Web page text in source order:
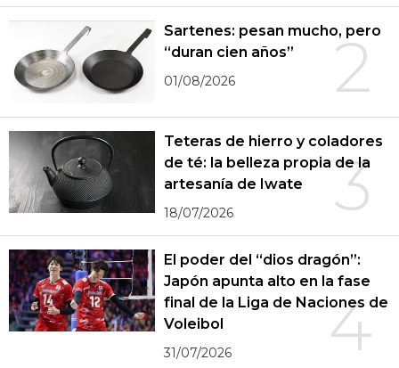
2
Sartenes: pesan mucho, pero
“duran cien años”
01/08/2026
3
Teteras de hierro y coladores
de té: la belleza propia de la
artesanía de Iwate
18/07/2026
4
El poder del “dios dragón”:
Japón apunta alto en la fase
final de la Liga de Naciones de
Voleibol
31/07/2026